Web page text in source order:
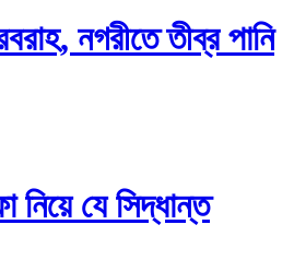
নগরীতে তীব্র পানি
নিয়ে যে সিদ্ধান্ত